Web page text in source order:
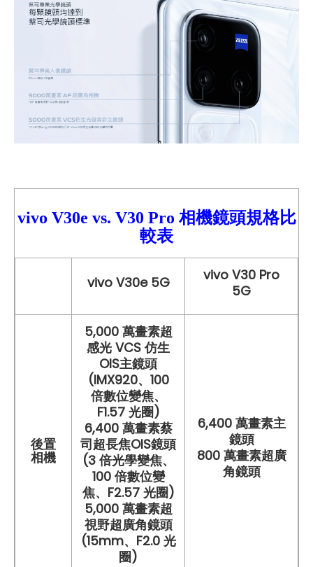
vivo V30e vs. V30 Pro 相機鏡頭規格比
較表
vivo V30e 5G
vivo V30 Pro
5G
後置
相機
5,000 萬畫素超
感光 VCS 仿生
OIS主鏡頭
(IMX920、100
倍數位變焦、
F1.57 光圈)
6,400 萬畫素蔡
司超長焦OIS鏡頭
(3 倍光學變焦、
100 倍數位變
焦、F2.57 光圈)
5,000 萬畫素超
視野超廣角鏡頭
(15mm、F2.0 光
圈)
6,400 萬畫素主
鏡頭
800 萬畫素超廣
角鏡頭